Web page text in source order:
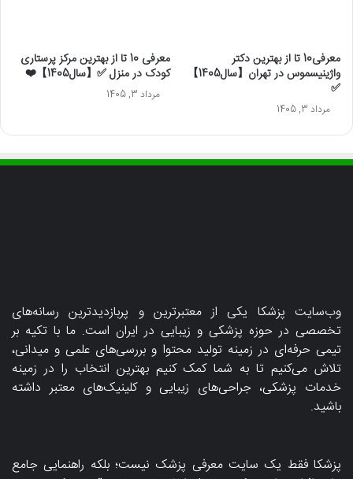
معرفی10 تا از بهترین دکتر
واژینیسموس در تهران【سال1405】
✅
مرداد 3, 1405
معرفی 10 تا از بهترین مرکز پرستاری
کودک در منزل ✅【سال1405】❤️
مرداد 3, 1405
وب‌سایت پزشکا یکی از معتبرترین و پربازدیدترین رسانه‌های
تخصصی در حوزه پزشکی و زیبایی در ایران است. ما با تکیه بر
تیمی حرفه‌ای در زمینه تولید محتوا و بررسی‌های علمی و میدانی،
تلاش می‌کنیم تا به شما کمک کنیم بهترین انتخاب را در زمینه
خدمات پزشکی، جراحی‌های زیبایی و کلینیک‌های معتبر داشته
باشید.
پزشکا فقط یک سایت معرفی پزشک نیست؛ بلکه راهنمایی جامع